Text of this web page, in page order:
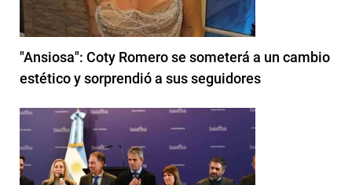
"Ansiosa": Coty Romero se someterá a un cambio
estético y sorprendió a sus seguidores